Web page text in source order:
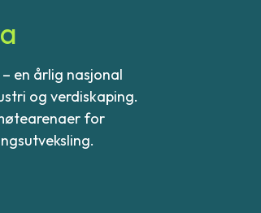
en årlig nasjonal
og verdiskaping.
for